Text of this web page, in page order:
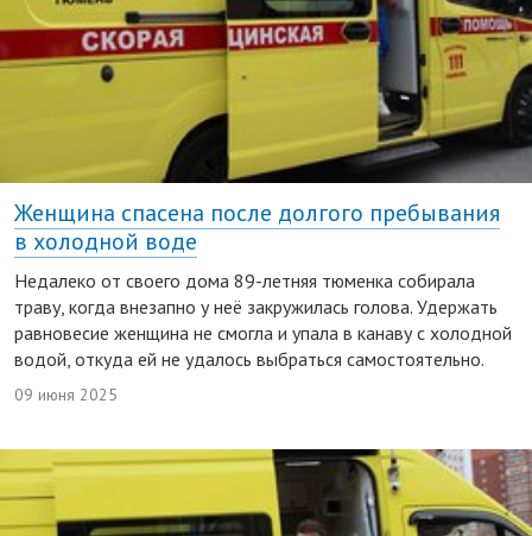
Женщина спасена после долгого пребывания
в холодной воде
Недалеко от своего дома 89-летняя тюменка собирала
траву, когда внезапно у неё закружилась голова. Удержать
равновесие женщина не смогла и упала в канаву с холодной
водой, откуда ей не удалось выбраться самостоятельно.
09 июня 2025